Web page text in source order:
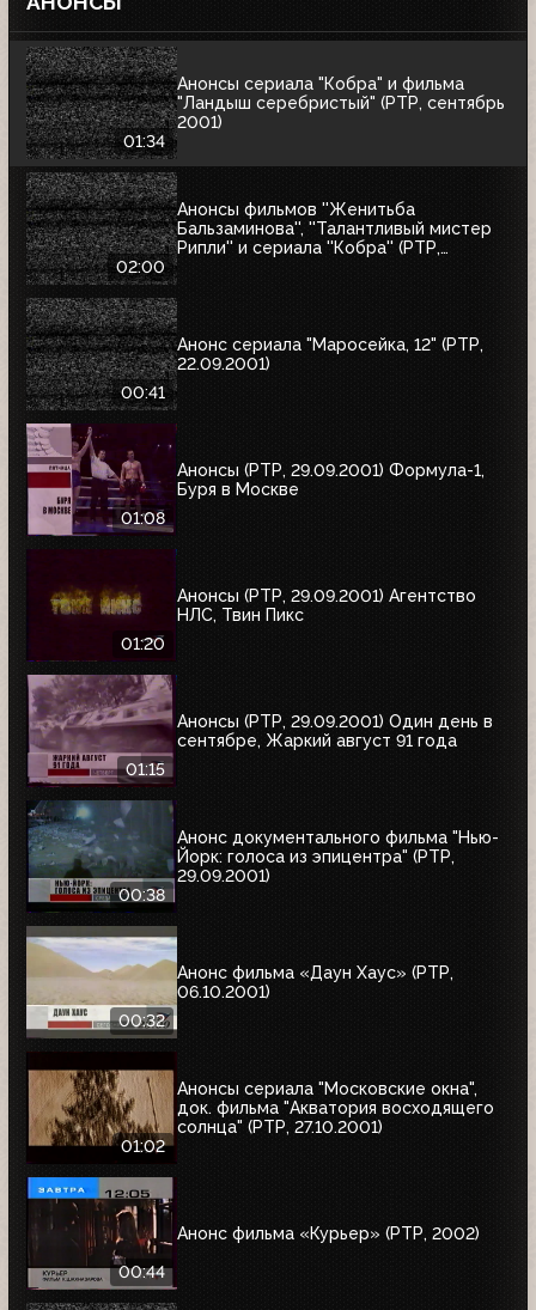
01:34
Анонсы сериала "Кобра" и фильма
"Ландыш серебристый" (РТР, сентябрь
2001)
02:00
Анонсы фильмов ''Женитьба
Бальзаминова'', ''Талантливый мистер
Рипли'' и сериала ''Кобра'' (РТР,
00:41
Анонс сериала "Маросейка, 12" (РТР,
22.09.2001)
01:08
Анонсы (РТР, 29.09.2001) Формула-1,
Буря в Москве
01:20
Анонсы (РТР, 29.09.2001) Агентство
НЛС, Твин Пикс
01:15
Анонсы (РТР, 29.09.2001) Один день в
сентябре, Жаркий август 91 года
00:38
Анонс документального фильма "Нью-
Йорк: голоса из эпицентра" (РТР,
29.09.2001)
00:32
Анонс фильма «Даун Хаус» (РТР,
06.10.2001)
01:02
Анонсы сериала "Московские окна",
док. фильма "Акватория восходящего
солнца" (РТР, 27.10.2001)
00:44
Анонс фильма «Курьер» (РТР, 2002)